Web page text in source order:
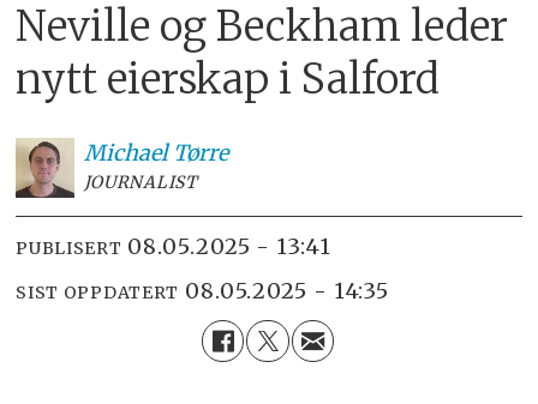
Neville og Beckham leder
nytt eierskap i Salford
Michael Tørre
JOURNALIST
PUBLISERT 08.05.2025 - 13:41
SIST OPPDATERT 08.05.2025 - 14:35